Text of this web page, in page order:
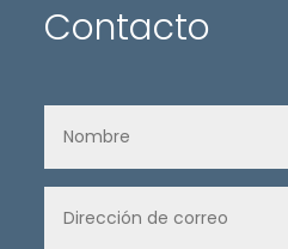
Contacto